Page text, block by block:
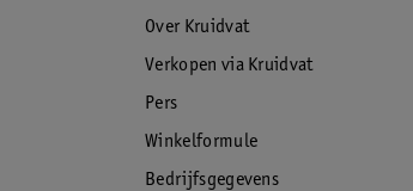
Over Kruidvat
Verkopen via Kruidvat
Pers
Winkelformule
Bedrijfsgegevens